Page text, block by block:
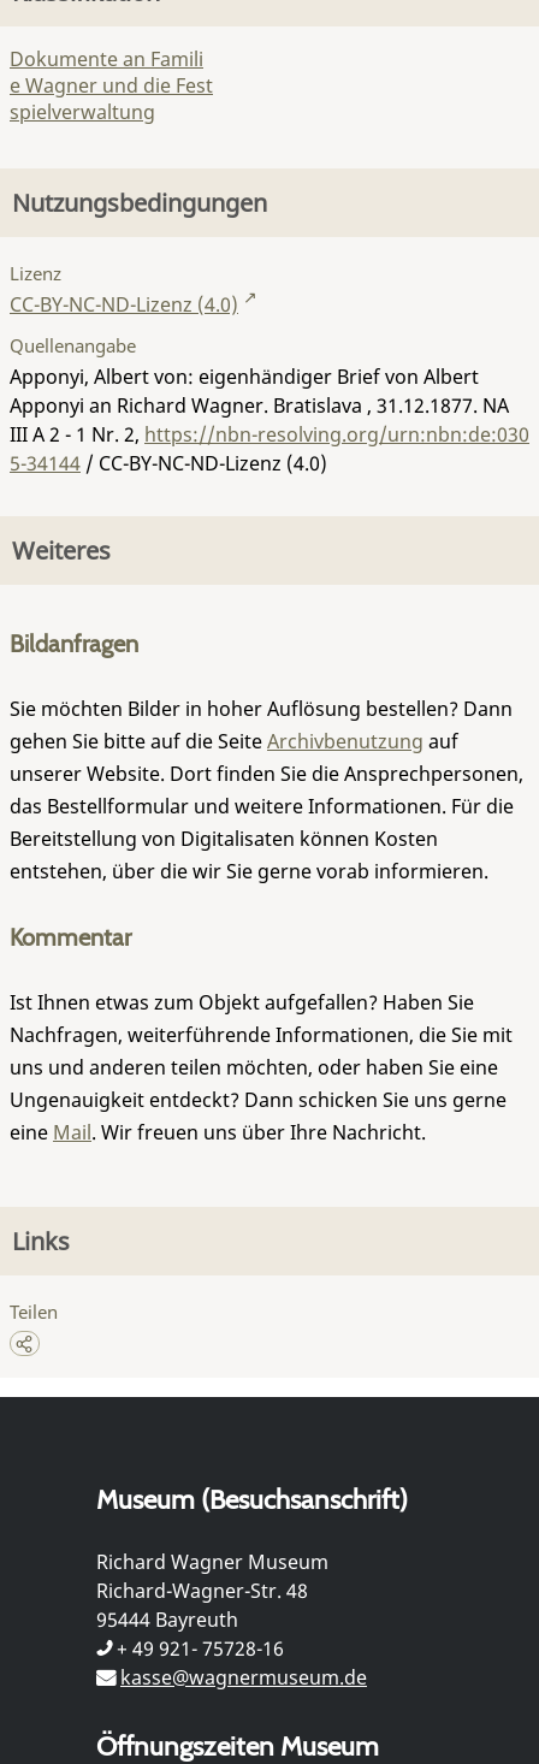
Dokumente an Famili
e Wagner und die Fest
spielverwaltung
Nutzungsbedingungen
Lizenz
CC-BY-NC-ND-Lizenz (4.0)
Quellenangabe
Apponyi, Albert von: eigenhändiger Brief von Albert
Apponyi an Richard Wagner. Bratislava , 31.12.1877. NA
III A 2 - 1 Nr. 2, https://nbn-resolving.org/urn:nbn:de:030
5-34144 / CC-BY-NC-ND-Lizenz (4.0)
Weiteres
Bildanfragen
Sie möchten Bilder in hoher Auflösung bestellen? Dann
gehen Sie bitte auf die SeiteArchivbenutzung auf
unserer Website. Dort finden Sie die Ansprechpersonen,
das Bestellformular und weitere Informationen. Für die
Bereitstellung von Digitalisaten können Kosten
entstehen, über die wir Sie gerne vorab informieren.
Kommentar
Ist Ihnen etwas zum Objekt aufgefallen? Haben Sie
Nachfragen, weiterführende Informationen, die Sie mit
uns und anderen teilen möchten, oder haben Sie eine
Ungenauigkeit entdeckt? Dann schicken Sie uns gerne
eine Mail. Wir freuen uns über Ihre Nachricht.
Links
Teilen
Museum (Besuchsanschrift)
Richard Wagner Museum
Richard-Wagner-Str. 48
95444 Bayreuth
+ 49 921- 75728-16
kasse@wagnermuseum.de
Öffnungszeiten Museum